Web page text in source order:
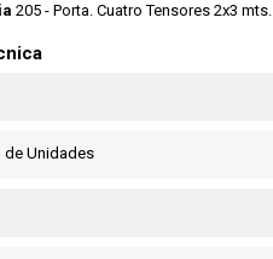
205 - Porta. Cuatro Tensores 2x3 mts.
de Unidades